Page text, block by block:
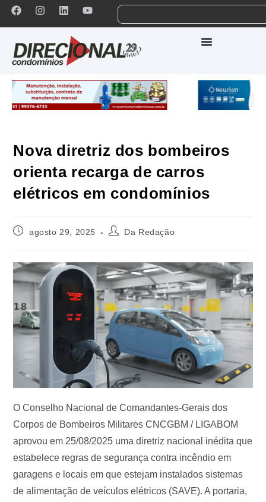
Nova diretriz dos bombeiros
orienta recarga de carros
elétricos em condomínios
agosto 29, 2025 Da Redação
O Conselho Nacional de Comandantes-Gerais dos
Corpos de Bombeiros Militares CNCGBM / LIGABOM
aprovou em 25/08/2025 uma diretriz nacional inédita que
estabelece regras de segurança contra incêndio em
garagens e locais em que estejam instalados sistemas
de alimentação de veículos elétricos (SAVE). A portaria,